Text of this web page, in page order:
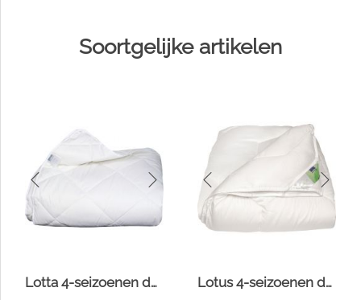
Soortgelijke artikelen
Lotta 4-seizoenen dekbed Lotus 4-seizoenen dekbed